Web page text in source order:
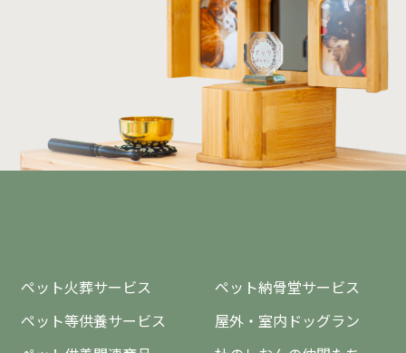
ペット火葬サービス
ペット納骨堂サービス
ペット等供養サービス
屋外・室内ドッグラン